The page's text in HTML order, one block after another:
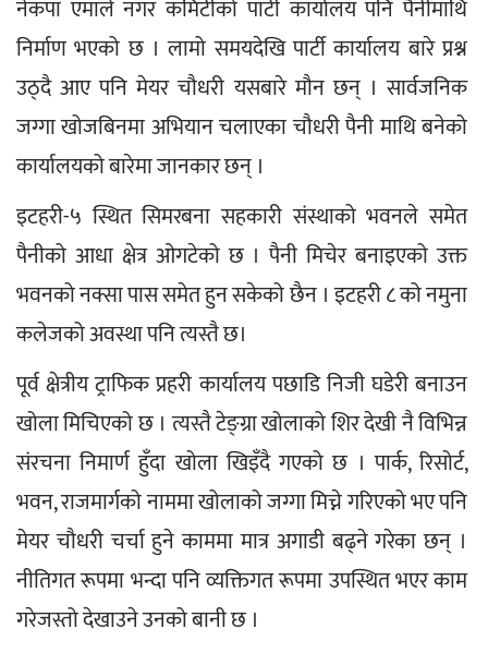
नेकपा एमाले नगर कमिटीको पार्टी कार्यालय पनि पैनीमाथि
निर्माण भएको छ । लामो समयदेखि पार्टी कार्यालय बारे प्रश्न
उठ्दै आए पनि मेयर चौधरी यसबारे मौन छन् । सार्वजनिक
जग्गा खोजबिनमा अभियान चलाएका चौधरी पैनी माथि बनेको
कार्यालयको बारेमा जानकार छन् ।
इटहरी-५ स्थित सिमरबना सहकारी संस्थाको भवनले समेत
पैनीको आधा क्षेत्र ओगटेको छ । पैनी मिचेर बनाइएको उक्त
भवनको नक्सा पास समेत हुन सकेको छैन । इटहरी ८ को नमुना
कलेजको अवस्था पनि त्यस्तै छ।
पूर्व क्षेत्रीय ट्राफिक प्रहरी कार्यालय पछाडि निजी घडेरी बनाउन
खोला मिचिएको छ । त्यस्तै टेङ्ग्रा खोलाको शिर देखी नै विभिन्न
संरचना निमार्ण हुँदा खोला खिइँदै गएको छ । पार्क, रिसोर्ट,
भवन, राजमार्गको नाममा खोलाको जग्गा मिच्ने गरिएको भए पनि
मेयर चौधरी चर्चा हुने काममा मात्र अगाडी बढ्ने गरेका छन् ।
नीतिगत रूपमा भन्दा पनि व्यक्तिगत रूपमा उपस्थित भएर काम
गरेजस्तो देखाउने उनको बानी छ ।